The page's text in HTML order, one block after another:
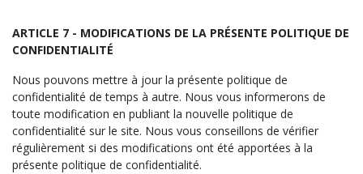
ARTICLE 7 - MODIFICATIONS DE LA PRÉSENTE POLITIQUE DE
CONFIDENTIALITÉ
Nous pouvons mettre à jour la présente politique de
confidentialité de temps à autre. Nous vous informerons de
toute modification en publiant la nouvelle politique de
confidentialité sur le site. Nous vous conseillons de vérifier
régulièrement si des modifications ont été apportées à la
présente politique de confidentialité.